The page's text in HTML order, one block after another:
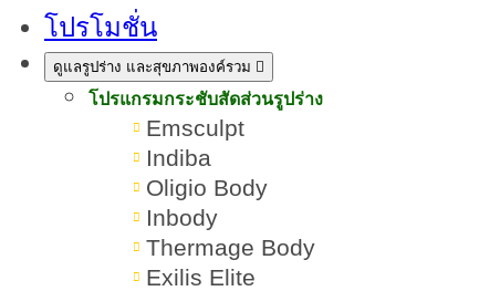
โปรโมชั่น
ดูแลรูปร่าง และสุขภาพองค์รวม
โปรแกรมกระชับสัดส่วนรูปร่าง
Emsculpt
Indiba
Oligio Body
Inbody
Thermage Body
Exilis Elite